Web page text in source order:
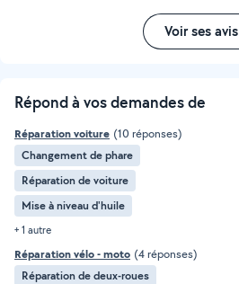
Voir ses avis
Répond à vos demandes de
Réparation voiture (10 réponses)
Changement de phare
Réparation de voiture
Mise à niveau d'huile
+ 1 autre
Réparation vélo - moto (4 réponses)
Réparation de deux-roues